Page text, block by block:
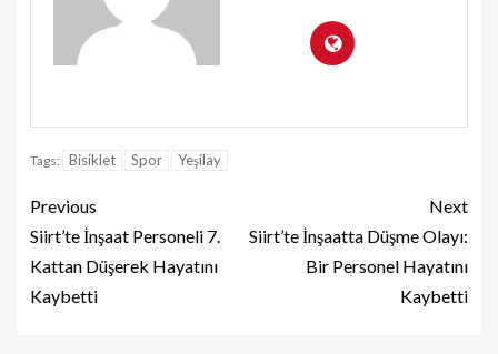
Tags: Bisiklet Spor Yeşilay
Previous
Siirt’te İnşaat Personeli 7.
Kattan Düşerek Hayatını
Kaybetti
Next
Siirt’te İnşaatta Düşme Olayı:
Bir Personel Hayatını
Kaybetti